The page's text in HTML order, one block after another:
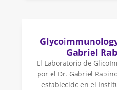
Gabriel
El Laboratorio de
por el Dr. Gabriel
establecido en el